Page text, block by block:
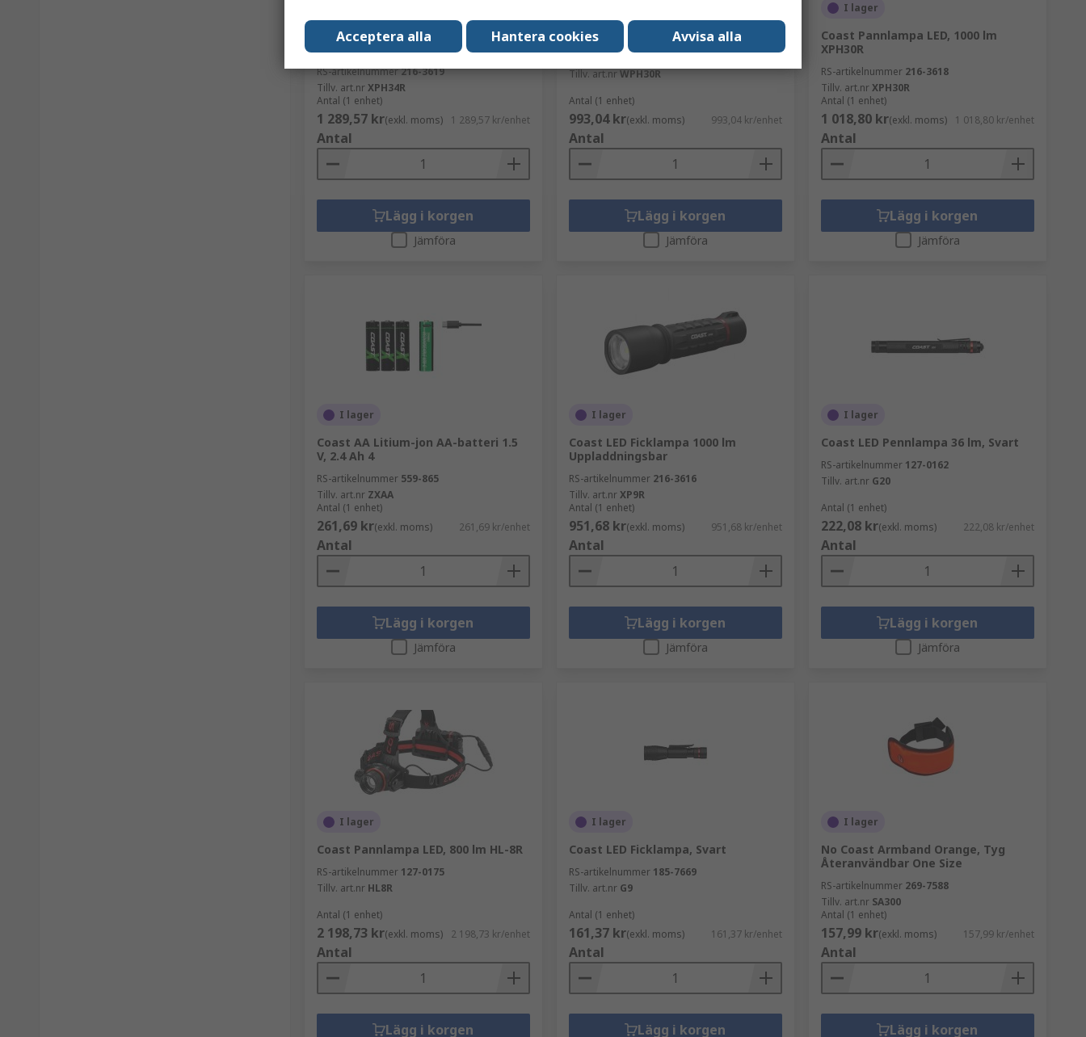
Coast Pannlampa LED, 2000 lm
XPH34R
RS-artikelnummer216-3619
Tillv. art.nrXPH34R
Antal (1 enhet)
1 289,57 kr(exkl. moms) 1 289,57 kr/enhet
Antal
Lägg i korgen
Jämföra
Coast Pannlampa LED, 1000 lm
Tillv. art.nrWPH30R
Antal (1 enhet)
993,04 kr(exkl. moms) 993,04 kr/enhet
Antal
Lägg i korgen
Jämföra
I lager
Coast Pannlampa LED, 1000 lm
XPH30R
RS-artikelnummer 216-3618
Tillv. art.nrXPH30R
Antal (1 enhet)
1 018,80 kr(exkl. moms) 1 018,80 kr/enhet
Antal
Lägg i korgen
Jämföra
I lager
Coast AA Litium-jon AA-batteri 1.5
V, 2.4 Ah 4
RS-artikelnummer 559-865
Tillv. art.nr ZXAA
Antal (1 enhet)
261,69 kr(exkl. moms) 261,69 kr/enhet
Antal
Lägg i korgen
Jämföra
I lager
Coast LED Ficklampa 1000 lm
Uppladdningsbar
RS-artikelnummer 216-3616
Tillv. art.nrXP9R
Antal (1 enhet)
951,68 kr(exkl. moms) 951,68 kr/enhet
Antal
Lägg i korgen
Jämföra
I lager
Coast LED Pennlampa 36 lm, Svart
RS-artikelnummer 127-0162
Tillv. art.nr G20
Antal (1 enhet)
222,08 kr(exkl. moms) 222,08 kr/enhet
Antal
Lägg i korgen
Jämföra
I lager
Coast Pannlampa LED, 800 lm HL-8R
RS-artikelnummer 127-0175
Tillv. art.nr HL8R
Antal (1 enhet)
2 198,73 kr(exkl. moms) 2 198,73 kr/enhet
Antal
Lägg i korgen
I lager
Coast LED Ficklampa, Svart
RS-artikelnummer 185-7669
Tillv. art.nr G9
Antal (1 enhet)
161,37 kr(exkl. moms) 161,37 kr/enhet
Antal
Lägg i korgen
I lager
No Coast Armband Orange, Tyg
Återanvändbar One Size
RS-artikelnummer 269-7588
Tillv. art.nr SA300
Antal (1 enhet)
157,99 kr(exkl. moms) 157,99 kr/enhet
Antal
Lägg i korgen
Acceptera alla Hantera cookies Avvisa alla